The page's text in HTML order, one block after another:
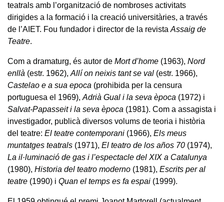
teatrals amb l’organització de nombroses activitats
dirigides a la formació i la creació universitàries, a través
de l’AIET. Fou fundador i director de la revista Assaig de
Teatre.
Com a dramaturg, és autor de Mort d’home (1963), Nord
enllà (estr. 1962), Allí on neixis tant se val (estr. 1966),
Castelao e a sua epoca (prohibida per la censura
portuguesa el 1969), Adrià Gual i la seva època (1972) i
Salvat-Papasseit i la seva època (1981). Com a assagista i
investigador, publicà diversos volums de teoria i història
del teatre: El teatre contemporani (1966), Els meus
muntatges teatrals (1971), El teatro de los años 70 (1974),
La il·luminació de gas i l’espectacle del XIX a Catalunya
(1980), Historia del teatro moderno (1981), Escrits per al
teatre (1990) i Quan el temps es fa espai (1999).